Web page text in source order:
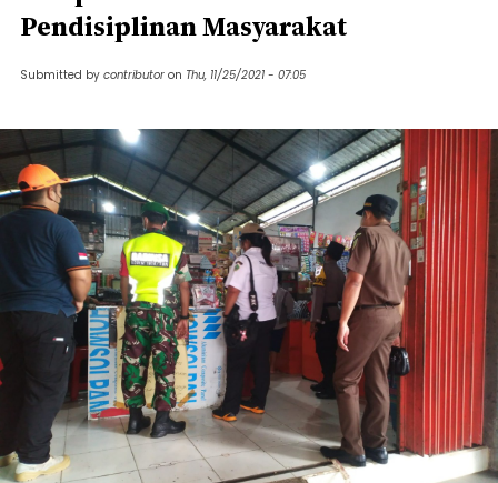
Pendisiplinan Masyarakat
Submitted by contributor on Thu, 11/25/2021 - 07:05